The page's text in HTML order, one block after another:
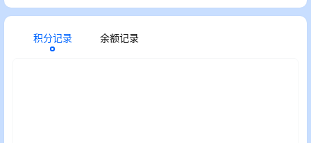
积分记录 余额记录